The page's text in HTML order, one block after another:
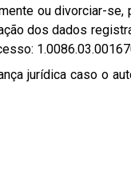
ou divorciar-
dos dados
jurídica caso o